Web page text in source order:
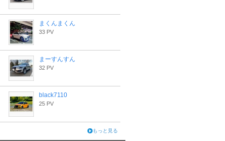
まくんまくん
33 PV
まーすんすん
32 PV
black7110
25 PV
もっと見る